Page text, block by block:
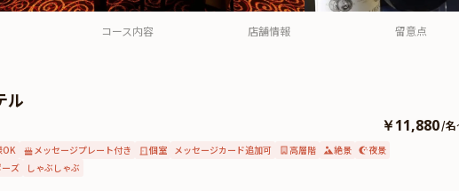
コース内容 店舗情報 留意点
ル
￥11,880/名
OK メッセージプレート付き 個室 メッセージカード追加可 高層階 絶景
夜景
ズ しゃぶしゃぶ
もてなし、ありがとうございまし
た。
cool な選択かもしれませ